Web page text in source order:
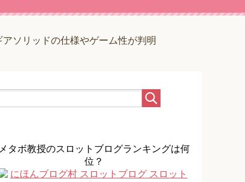
ソリッドの仕様やゲーム性が判明
メタボ教授のスロットブログランキングは何
位？